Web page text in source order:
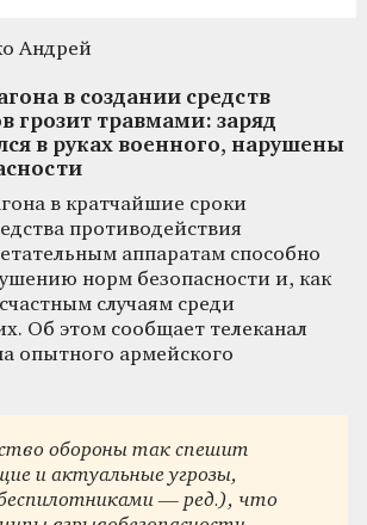
Андрей
в создании средств
грозит травмами: заряд
в руках военного, нарушены
в кратчайшие сроки
противодействия
аппаратам способно
норм безопасности и, как
случаям среди
Об этом сообщает телеканал
опытного армейского
обороны так спешит
и актуальные угрозы,
— ред.), что